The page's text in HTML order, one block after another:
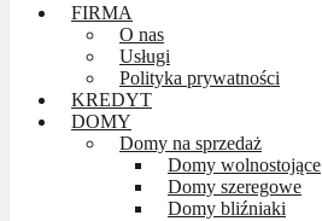
FIRMA
O nas
Usługi
Polityka prywatności
KREDYT
DOMY
Domy na sprzedaż
Domy wolnostojące
Domy szeregowe
Domy bliźniaki